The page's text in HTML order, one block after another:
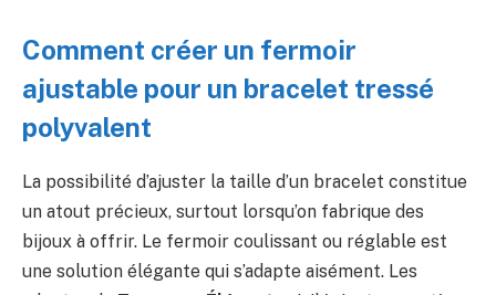
Comment créer un fermoir
ajustable pour un bracelet tressé
polyvalent
La possibilité d’ajuster la taille d’un bracelet constitue
un atout précieux, surtout lorsqu’on fabrique des
bijoux à offrir. Le fermoir coulissant ou réglable est
une solution élégante qui s’adapte aisément. Les